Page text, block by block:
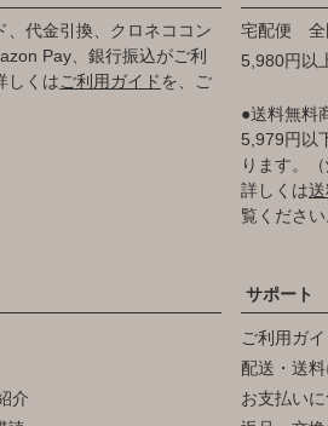
、代金引換、クロネココン
Pay、銀行振込がご利
しくはご利用ガイドを、ご
宅配便 全
5,980円以
●送料無料
5,979円以
ります。
詳しくは
覧くださ
介
サポート
ご利用ガ
配送・送
お支払い